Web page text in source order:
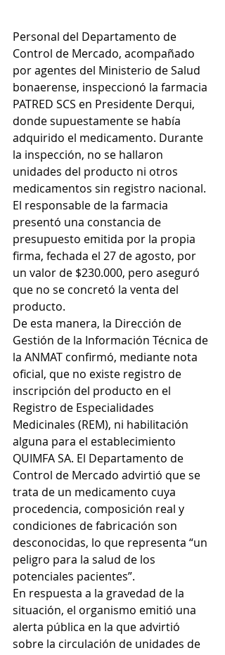
Personal del Departamento de
Control de Mercado, acompañado
por agentes del Ministerio de Salud
bonaerense, inspeccionó la farmacia
PATRED SCS en Presidente Derqui,
donde supuestamente se había
adquirido el medicamento. Durante
la inspección, no se hallaron
unidades del producto ni otros
medicamentos sin registro nacional.
El responsable de la farmacia
presentó una constancia de
presupuesto emitida por la propia
firma, fechada el 27 de agosto, por
un valor de $230.000, pero aseguró
que no se concretó la venta del
producto.
De esta manera, la Dirección de
Gestión de la Información Técnica de
la ANMAT confirmó, mediante nota
oficial, que no existe registro de
inscripción del producto en el
Registro de Especialidades
Medicinales (REM), ni habilitación
alguna para el establecimiento
QUIMFA SA. El Departamento de
Control de Mercado advirtió que se
trata de un medicamento cuya
procedencia, composición real y
condiciones de fabricación son
desconocidas, lo que representa “un
peligro para la salud de los
potenciales pacientes”.
En respuesta a la gravedad de la
situación, el organismo emitió una
alerta pública en la que advirtió
sobre la circulación de unidades de